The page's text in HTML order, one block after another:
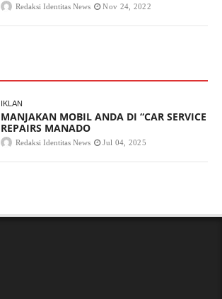
Redaksi Identitas News Nov 24, 2022
IKLAN
MANJAKAN MOBIL ANDA DI “CAR SERVICE
REPAIRS MANADO
Redaksi Identitas News Jul 04, 2025